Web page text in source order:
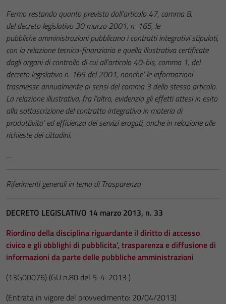
Fermo restando quanto previsto dall’articolo 47, comma 8,
del decreto legislativo 30 marzo 2001, n. 165, le
pubbliche amministrazioni pubblicano i contratti integrativi stipulati,
con la relazione tecnico-finanziaria e quella illustrativa certificate
dagli organi di controllo di cui all’articolo 40-bis, comma 1, del
decreto legislativo n. 165 del 2001, nonche’ le informazioni
trasmesse annualmente ai sensi del comma 3 dello stesso articolo.
La relazione illustrativa, fra l’altro, evidenzia gli effetti attesi in esito
alla sottoscrizione del contratto integrativo in materia di
produttivita’ ed efficienza dei servizi erogati, anche in relazione alle
richieste dei cittadini.
…
Riferimenti generali in tema di Trasparenza
DECRETO LEGISLATIVO 14 marzo 2013, n. 33
Riordino della disciplina riguardante il diritto di accesso
civico e gli obblighi di pubblicita’, trasparenza e diffusione di
informazioni da parte delle pubbliche amministrazioni
(13G00076) (GU n.80 del 5-4-2013 )
(Entrata in vigore del provvedimento: 20/04/2013)